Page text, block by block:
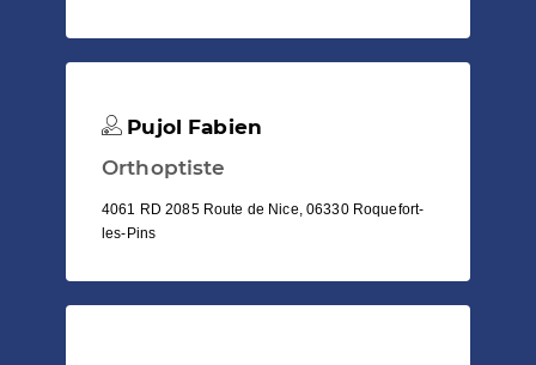
Pujol Fabien
Orthoptiste
4061 RD 2085 Route de Nice, 06330 Roquefort-
les-Pins